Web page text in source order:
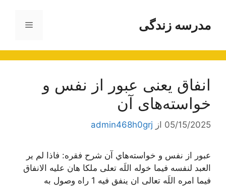
محتوامدرسه زندگی فهرست
انفاق یعنی عبور از نفس و
خواسته‏‌هاى آن‏
05/15/2025 از admin468h0grj
عبور از نفس و خواسته‌هاي آن شرح فقره: فاذا لم یر
العبد لنفسه فیما خوله اللَه تعلی ملکا هان علیه الانفاق
فیما امره اللَه تعالی ان ینفق فیه 1 راه وصول به